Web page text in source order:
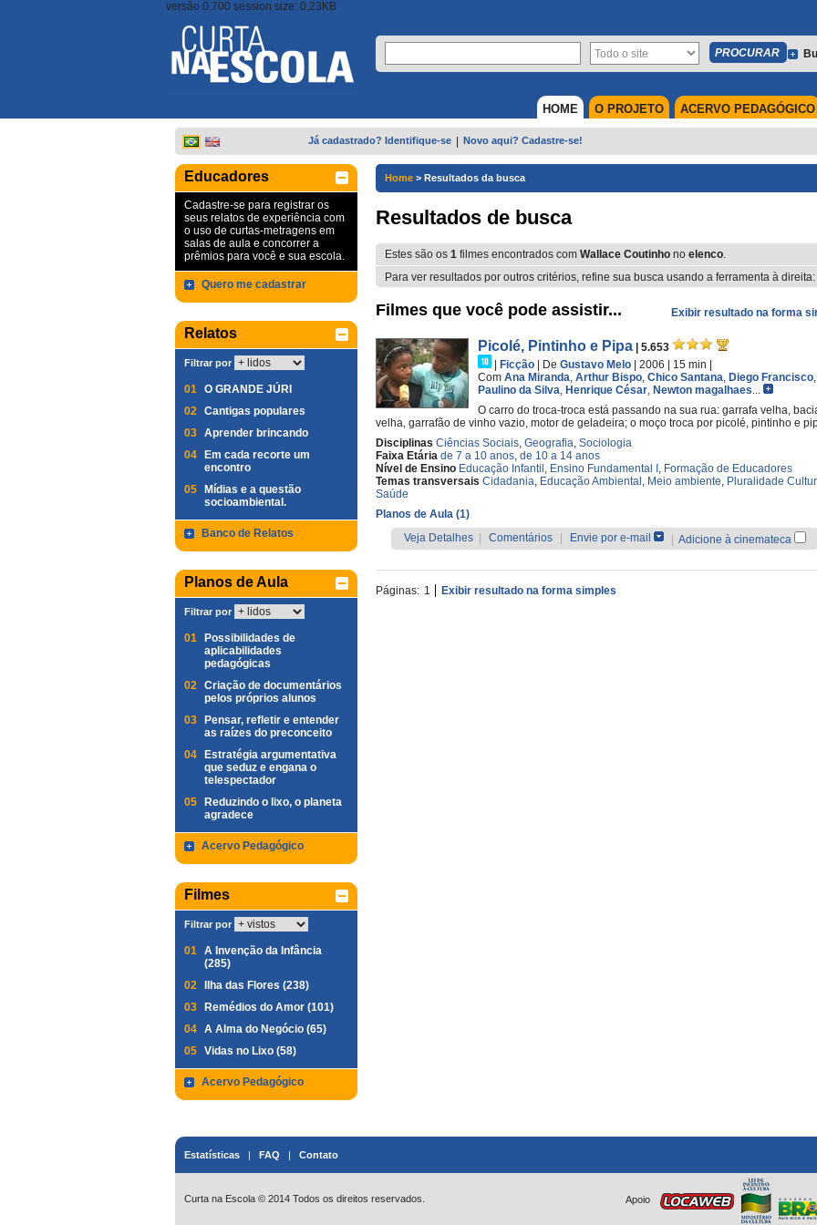
versão 0.700 session size: 0,23KB
ACERVO PEDAGÓGICO
O PROJETO
HOME
Já cadastrado? Identifique-se Novo aqui? Cadastre-se!
Educadores
Cadastre-se para registrar os
seus relatos de experiência com
o uso de curtas-metragens em
salas de aula e concorrer a
prêmios para você e sua escola.
Quero me cadastrar
Relatos
Filtrar por
01 O GRANDE JÚRI
02 Cantigas populares
03 Aprender brincando
04
Em cada recorte um
encontro
05
Mídias e a questão
socioambiental.
Banco de Relatos
Planos de Aula
Filtrar por
01
Possibilidades de
aplicabilidades
pedagógicas
02 Criação de documentários
pelos próprios alunos
03
Pensar, refletir e entender
as raízes do preconceito
04
Estratégia argumentativa
que seduz e engana o
telespectador
05
Reduzindo o lixo, o planeta
agradece
Acervo Pedagógico
Filmes
Filtrar por
01 A Invenção da Infância
(285)
02
Ilha das Flores (238)
03
Remédios do Amor (101)
04 A Alma do Negócio (65)
05 Vidas no Lixo (58)
Acervo Pedagógico
Home > Resultados da busca
Resultados de busca
Estes são os 1 filmes encontrados com Wallace Coutinho no elenco.
Para ver resultados por outros critérios, refine sua busca usando a ferramenta à direita:
Exibir resultado na forma
Filmes que você pode assistir...
Picolé, Pintinho e Pipa
| 5.653
Ficção De Gustavo Melo | 2006 | 15 min
Com Ana Miranda, Arthur Bispo, Chico Santana, Diego Francisco,
Paulino da Silva, Henrique César, Newton magalhaes...
O carro do troca-troca está passando na sua rua: garrafa velha,
velha, garrafão de vinho vazio, motor de geladeira; o moço troca por picolé, pintinho e
Disciplinas Ciências Sociais, Geografia, Sociologia
Faixa Etária de 7 a 10 anos, de 10 a 14 anos
Nível de Ensino Educação Infantil , Ensino Fundamental I , Formação de Educadores
Temas transversais Cidadania, Educação Ambiental , Meio ambiente, Pluralidade
Saúde
Planos de Aula (1)
Veja Detalhes
Comentários Envie por e-mail Adicione à cinemateca
Páginas: 1 Exibir resultado na forma simples
Estatísticas | FAQ | Contato
Curta na Escola © 2014 Todos os direitos reservados. Apoio